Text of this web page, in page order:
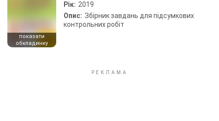
показати
обкладинку
Рік: 2019
Опис: Збірник завдань для підсумкових
контрольних робіт